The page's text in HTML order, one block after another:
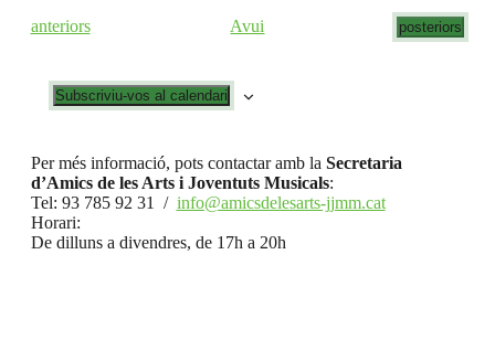
Esdeveniments
anteriors Avui posteriors
Subscriviu-vos al calendari
Per més informació, pots contactar amb la Secretaria
d’Amics de les Arts i Joventuts Musicals:
Tel: 93 785 92 31 / info@amicsdelesarts-jjmm.cat
Horari:
De dilluns a divendres, de 17h a 20h